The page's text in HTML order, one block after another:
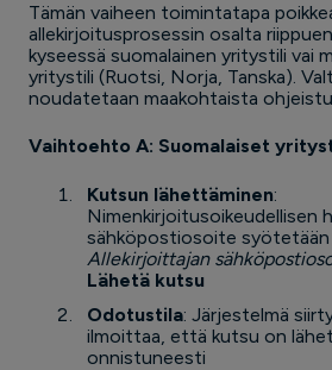
Tämän vaiheen toimintatapa
allekirjoitusprosessin osalta
kyseessä suomalainen yritystili vai
yritystili (Ruotsi, Norja, Tanska).
noudatetaan maakohtaista
Vaihtoehto A: Suomalaiset
Kutsun lähettäminen:
Nimenkirjoitusoikeudellisen
sähköpostiosoite
Allekirjoittajan
Lähetä kutsu
Odotustila: Järjestelmä
ilmoittaa, että kutsu on
onnistuneesti